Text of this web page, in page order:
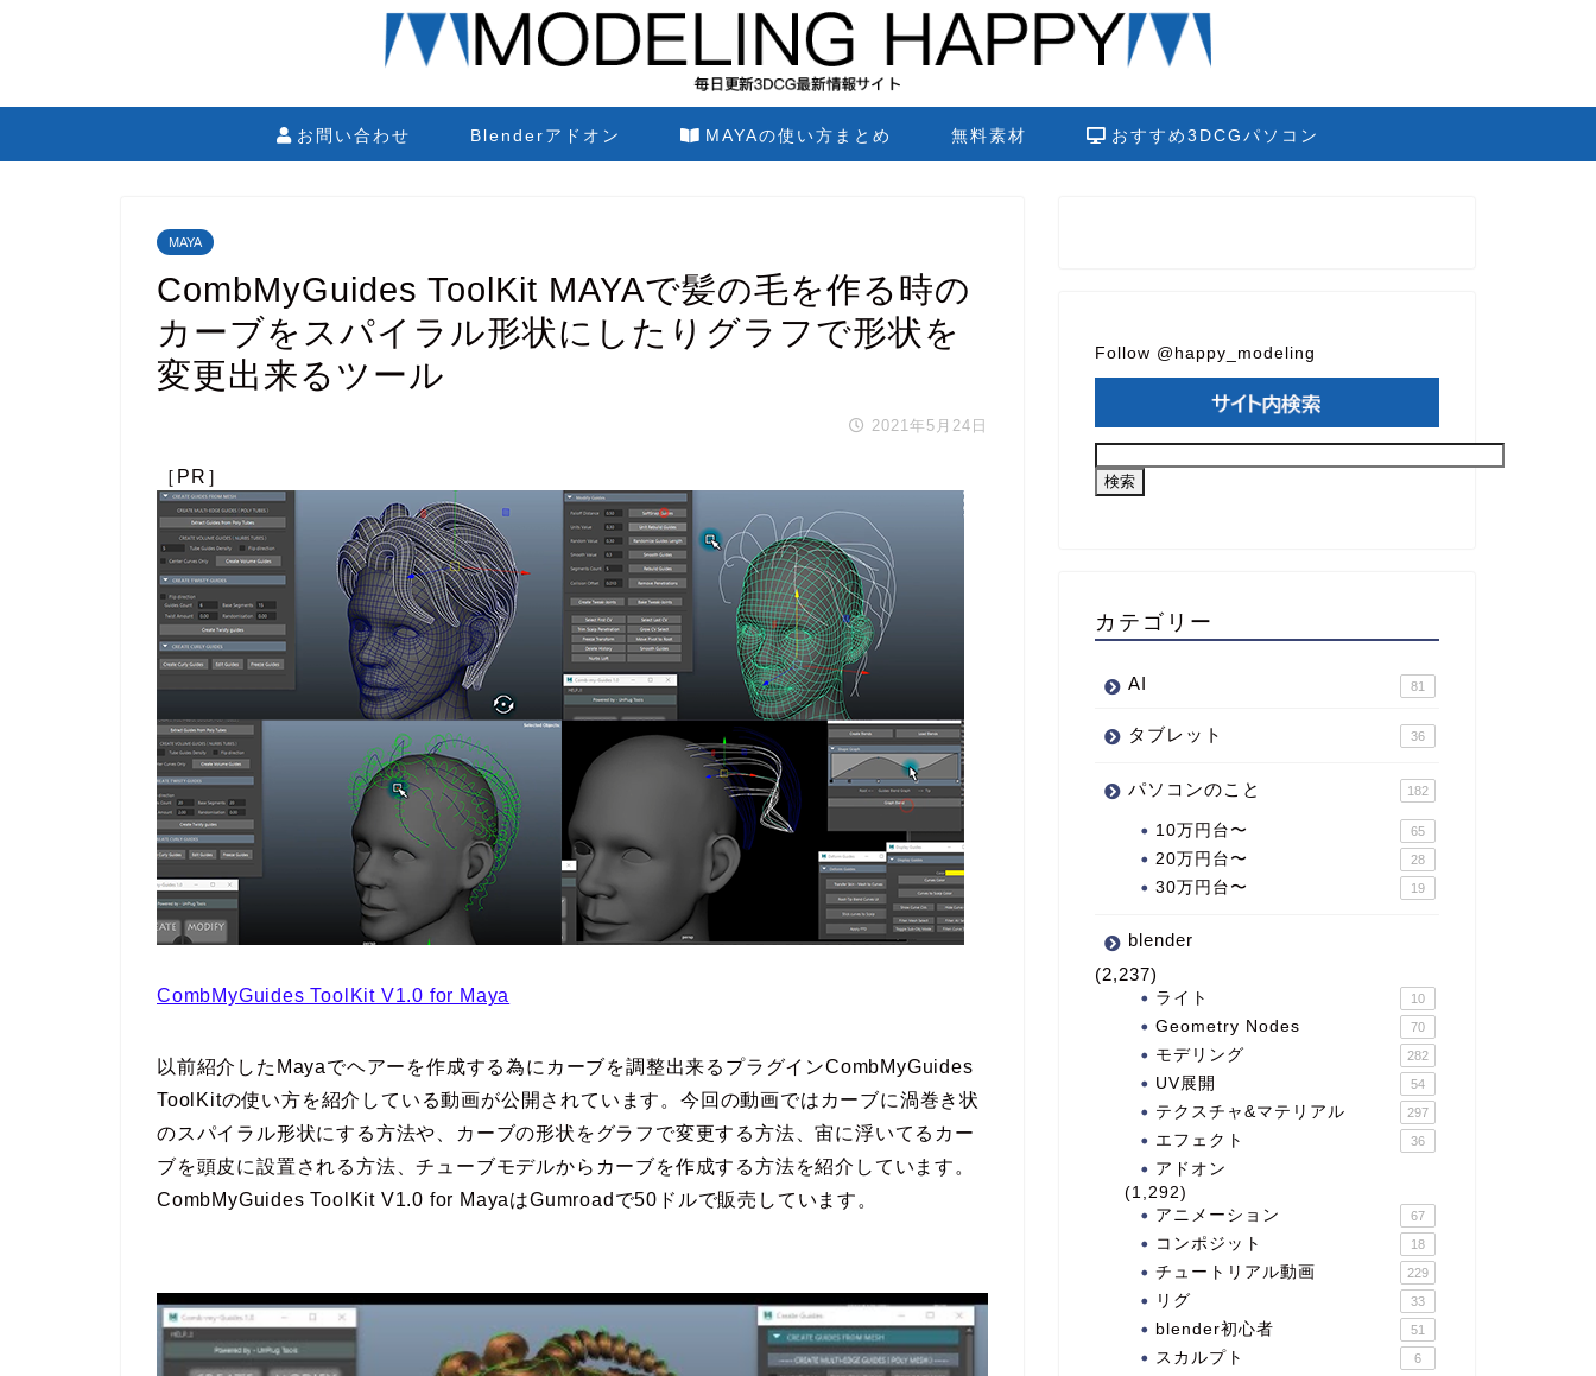
お問い合わせ Blenderアドオン MAYAの使い方まとめ 無料素材 おすすめ3DCGパソコン
MAYA
CombMyGuides ToolKit MAYAで髪の毛を作る時の
カーブをスパイラル形状にしたりグラフで形状を
変更出来るツール
2021年5月24日
［PR］
CombMyGuides ToolKit V1.0 for Maya
以前紹介したMayaでヘアーを作成する為にカーブを調整出来るプラグインCombMyGuides
ToolKitの使い方を紹介している動画が公開されています。今回の動画ではカーブに渦巻き状
のスパイラル形状にする方法や、カーブの形状をグラフで変更する方法、宙に浮いてるカー
ブを頭皮に設置される方法、チューブモデルからカーブを作成する方法を紹介しています。
CombMyGuides ToolKit V1.0 for MayaはGumroadで50ドルで販売しています。
Follow @happy_modeling
カテゴリー
AI 81
タブレット 36
パソコンのこと 182
10万円台〜 65
20万円台〜 28
30万円台〜 19
blender
(2,237)
ライト 10
Geometry Nodes 70
モデリング 282
UV展開 54
テクスチャ&マテリアル 297
エフェクト 36
アドオン
(1,292)
アニメーション
67
コンポジット 18
チュートリアル動画 229
リグ 33
blender初心者 51
スカルプト 6